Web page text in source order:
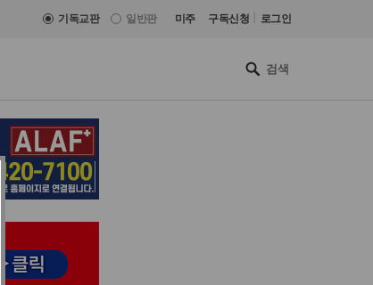
기독교판 일반판 미주 구독신청 로그인